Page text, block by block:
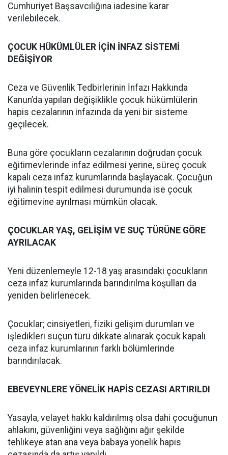
Cumhuriyet Başsavcılığına iadesine karar
verilebilecek.
ÇOCUK HÜKÜMLÜLER İÇİN İNFAZ SİSTEMİ
DEĞİŞİYOR
Ceza ve Güvenlik Tedbirlerinin İnfazı Hakkında
Kanun’da yapılan değişiklikle çocuk hükümlülerin
hapis cezalarının infazında da yeni bir sisteme
geçilecek.
Buna göre çocukların cezalarının doğrudan çocuk
eğitimevlerinde infaz edilmesi yerine, süreç çocuk
kapalı ceza infaz kurumlarında başlayacak. Çocuğun
iyi halinin tespit edilmesi durumunda ise çocuk
eğitimevine ayrılması mümkün olacak.
ÇOCUKLAR YAŞ, GELİŞİM VE SUÇ TÜRÜNE GÖRE
AYRILACAK
Yeni düzenlemeyle 12-18 yaş arasındaki çocukların
ceza infaz kurumlarında barındırılma koşulları da
yeniden belirlenecek.
Çocuklar; cinsiyetleri, fiziki gelişim durumları ve
işledikleri suçun türü dikkate alınarak çocuk kapalı
ceza infaz kurumlarının farklı bölümlerinde
barındırılacak.
EBEVEYNLERE YÖNELİK HAPİS CEZASI ARTIRILDI
Yasayla, velayet hakkı kaldırılmış olsa dahi çocuğunun
ahlakını, güvenliğini veya sağlığını ağır şekilde
tehlikeye atan ana veya babaya yönelik hapis